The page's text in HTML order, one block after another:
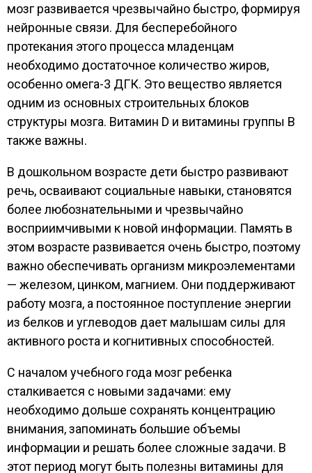
мозг развивается чрезвычайно быстро, формируя
нейронные связи. Для бесперебойного
протекания этого процесса младенцам
необходимо достаточное количество жиров,
особенно омега-3 ДГК. Это вещество является
одним из основных строительных блоков
структуры мозга. Витамин D и витамины группы B
также важны.
В дошкольном возрасте дети быстро развивают
речь, осваивают социальные навыки, становятся
более любознательными и чрезвычайно
восприимчивыми к новой информации. Память в
этом возрасте развивается очень быстро, поэтому
важно обеспечивать организм микроэлементами
— железом, цинком, магнием. Они поддерживают
работу мозга, а постоянное поступление энергии
из белков и углеводов дает малышам силы для
активного роста и когнитивных способностей.
С началом учебного года мозг ребенка
сталкивается с новыми задачами: ему
необходимо дольше сохранять концентрацию
внимания, запоминать большие объемы
информации и решать более сложные задачи. В
этот период могут быть полезны витамины для